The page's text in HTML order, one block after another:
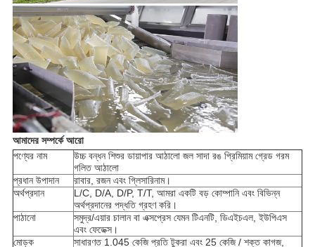
আমাদের সম্পর্কে আরো
পণ্যের নাম
উচ্চ বন্ধন শিশুর ডায়াপার আঠালো জল সাদা রঙ প্রিমিয়াম গ্রেড গরম
গলিত আঠালো
প্রধান উপাদান
রাবার, রজন এবং গ্লিসারিনাম।
অর্থপ্রদান
L/C, D/A, D/P, T/T, আমরা একটি বড় কোম্পানি এবং বিভিন্ন
অর্থপ্রদানের পদ্ধতি গ্রহণ করি।
পাঠানো
সমুদ্র/এয়ার চালান বা এক্সপ্রেস যেমন টিএনটি, ডিএইচএল, ইউপিএস
এবং ফেডেক্স।
মোড়ক
সাধারণত 1.045 কেজি প্রতি টুকরা এবং 25 কেজি / শক্ত কাগজ,